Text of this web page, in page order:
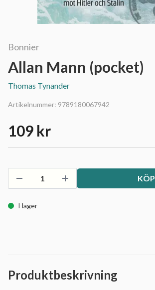
Bonnier
Allan Mann (pocket)
Thomas Tynander
Artikelnummer: 9789180067942
109 kr
KÖP
I lager
Produktbeskrivning